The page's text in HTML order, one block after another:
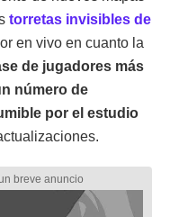
torretas invisibles de
en vivo en cuanto la
de jugadores más
número de
por el estudio